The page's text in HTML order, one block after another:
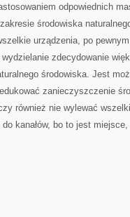
odpowiednich
środowiska
urządzenia, po
wydzielanie zdecydowanie
środowiska. Jest
zanieczyszczenie
również nie wylewać
kanałów, bo to jest